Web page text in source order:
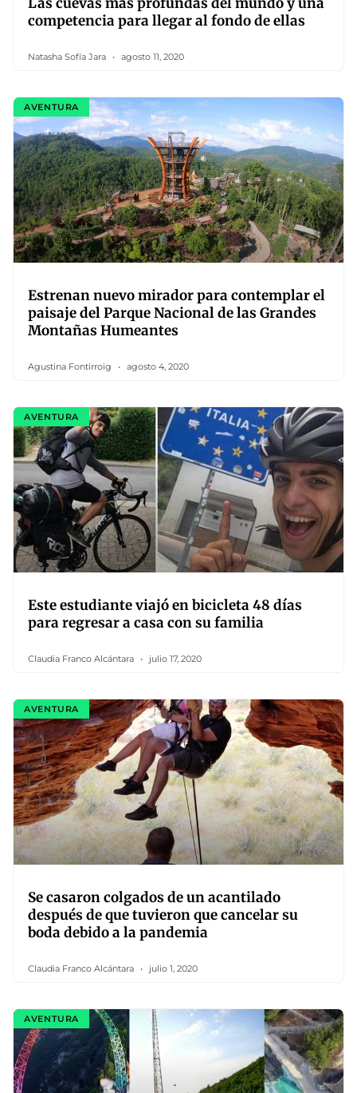
competencia para llegar al fondo de ellas
Natasha Sofía Jara agosto 11, 2020
AVENTURA
Estrenan nuevo mirador para contemplar el
paisaje del Parque Nacional de las Grandes
Montañas Humeantes
Agustina Fontirroig agosto 4, 2020
AVENTURA
Este estudiante viajó en bicicleta 48 días
para regresar a casa con su familia
Claudia Franco Alcántara julio 17, 2020
AVENTURA
Se casaron colgados de un acantilado
después de que tuvieron que cancelar su
boda debido a la pandemia
Claudia Franco Alcántara julio 1, 2020
AVENTURA